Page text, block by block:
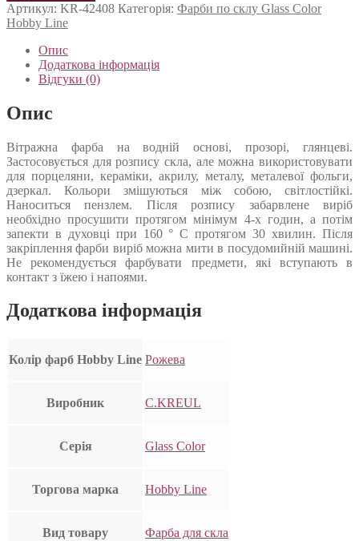
Артикул: KR-42408 Категорія: Фарби по склу Glass Color
Hobby Line
Опис
Додаткова інформація
Відгуки (0)
Опис
Вітражна фарба на водній основі, прозорі, глянцеві.
Застосовується для розпису скла, але можна використовувати
для порцеляни, кераміки, акрилу, металу, металевої фольги,
дзеркал. Кольори змішуються між собою, світлостійкі.
Наноситься пензлем. Після розпису забарвлене виріб
необхідно просушити протягом мінімум 4-х годин, а потім
запекти в духовці при 160 ° С протягом 30 хвилин. Після
закріплення фарби виріб можна мити в посудомийній машині.
Не рекомендується фарбувати предмети, які вступають в
контакт з їжею і напоями.
Додаткова інформація
Колір фарб Hobby Line Рожева
Виробник C.KREUL
Серія Glass Color
Торгова марка Hobby Line
Вид товару Фарба для скла